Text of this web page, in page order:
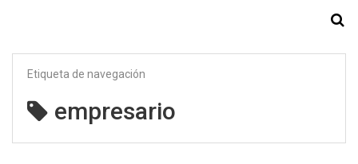
Etiqueta de navegación
empresario